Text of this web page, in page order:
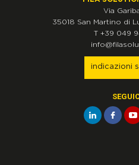
Via
35018 San Martino di
T +39 049
indicazioni